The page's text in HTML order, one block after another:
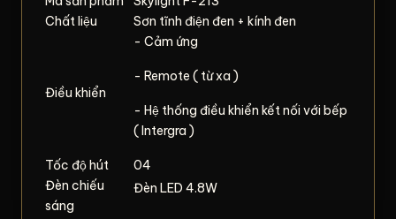
Chất liệu
Sơn tĩnh điện đen + kính đen
Điều khiển
- Cảm ứng
- Remote ( từ xa )
- Hệ thống điều khiển kết nối với bếp
( Intergra )
Tốc độ hút
04
Đèn chiếu
sáng
Đèn LED 4.8W